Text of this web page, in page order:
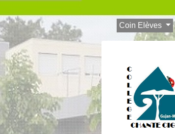
Coin Elèves